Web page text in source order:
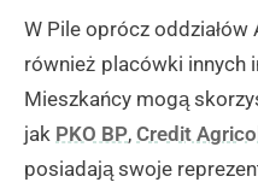
W Pile oprócz
również placówki innych
Mieszkańcy mogą
jak PKO BP, Credit
posiadają swoje